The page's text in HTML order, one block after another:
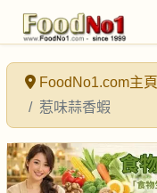
FoodNo1.com主頁
惹味蒜香蝦